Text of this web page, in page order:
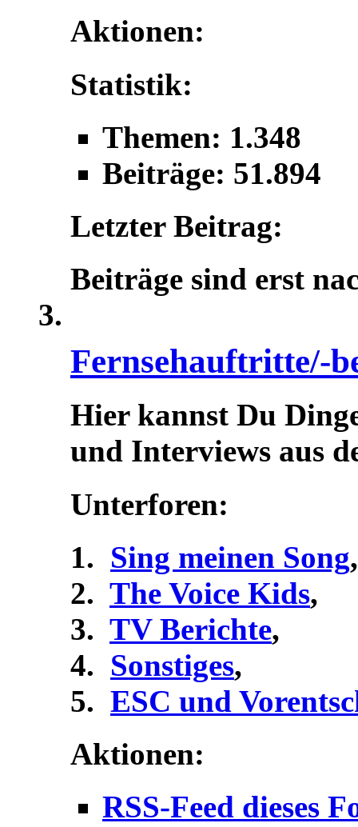
Aktionen:
Statistik:
Themen: 1.348
Beiträge: 51.894
Letzter Beitrag:
Beiträge sind erst
Fernsehauftritte/-
Hier kannst Du
und Interviews aus
Unterforen:
Sing meinen Song,
The Voice Kids,
TV Berichte,
Sonstiges,
ESC und
Aktionen:
RSS-Feed dieses